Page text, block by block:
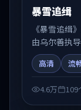
暴雪追缉
《暴雪追缉
由乌尔善执
情在人物弧
质感。适合
高清 流
4.6万 109